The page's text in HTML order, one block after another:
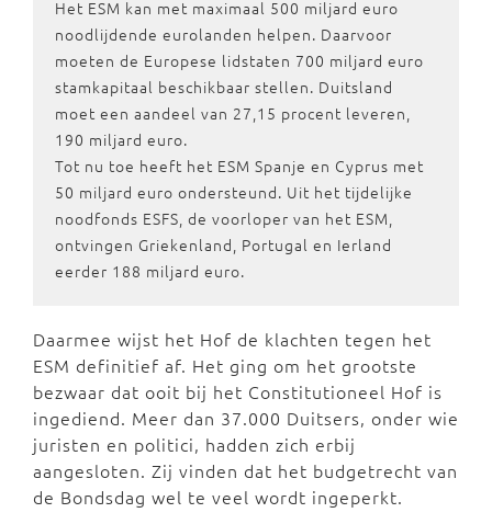
Het ESM kan met maximaal 500 miljard euro
noodlijdende eurolanden helpen. Daarvoor
moeten de Europese lidstaten 700 miljard euro
stamkapitaal beschikbaar stellen. Duitsland
moet een aandeel van 27,15 procent leveren,
190 miljard euro.
Tot nu toe heeft het ESM Spanje en Cyprus met
50 miljard euro ondersteund. Uit het tijdelijke
noodfonds ESFS, de voorloper van het ESM,
ontvingen Griekenland, Portugal en Ierland
eerder 188 miljard euro.
Daarmee wijst het Hof de klachten tegen het
ESM definitief af. Het ging om het grootste
bezwaar dat ooit bij het Constitutioneel Hof is
ingediend. Meer dan 37.000 Duitsers, onder wie
juristen en politici, hadden zich erbij
aangesloten. Zij vinden dat het budgetrecht van
de Bondsdag wel te veel wordt ingeperkt.